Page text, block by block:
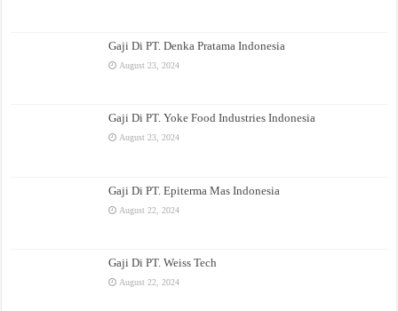
Gaji Di PT. Denka Pratama Indonesia
August 23, 2024
Gaji Di PT. Yoke Food Industries Indonesia
August 23, 2024
Gaji Di PT. Epiterma Mas Indonesia
August 22, 2024
Gaji Di PT. Weiss Tech
August 22, 2024